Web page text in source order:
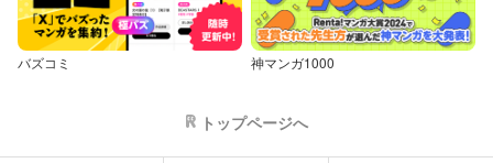
バズコミ 神マンガ1000
トップページへ